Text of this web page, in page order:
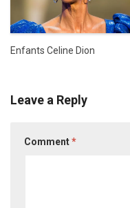
Enfants Celine Dion
Leave a Reply
Comment*